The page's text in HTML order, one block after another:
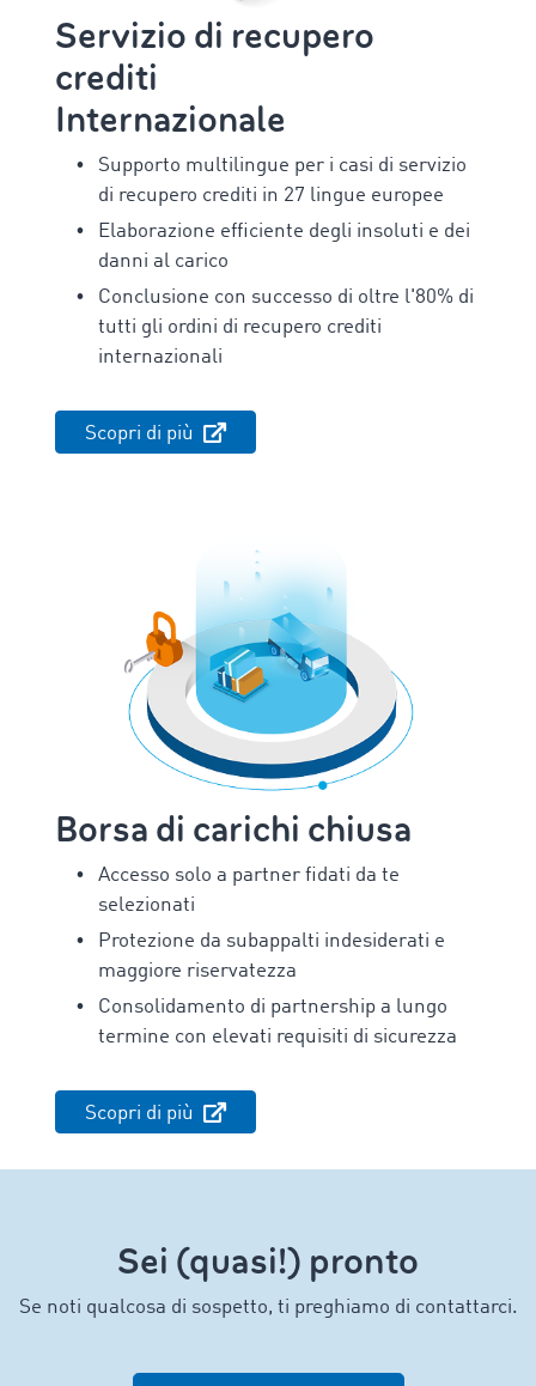
Servizio di recupero
crediti
Internazionale
Supporto multilingue per i casi di servizio
di recupero crediti in 27 lingue europee
Elaborazione efficiente degli insoluti e dei
danni al carico
Conclusione con successo di oltre l'80% di
tutti gli ordini di recupero crediti
internazionali
Scopri di più
Borsa di carichi chiusa
Accesso solo a partner fidati da te
selezionati
Protezione da subappalti indesiderati e
maggiore riservatezza
Consolidamento di partnership a lungo
termine con elevati requisiti di sicurezza
Scopri di più
Sei (quasi!) pronto
Se noti qualcosa di sospetto, ti preghiamo di contattarci.